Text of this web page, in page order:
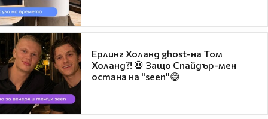
Ерлинг Холанд ghost-на Том
Холанд?! 💀 Защо Спайдър-мен
остана на "seen"😅